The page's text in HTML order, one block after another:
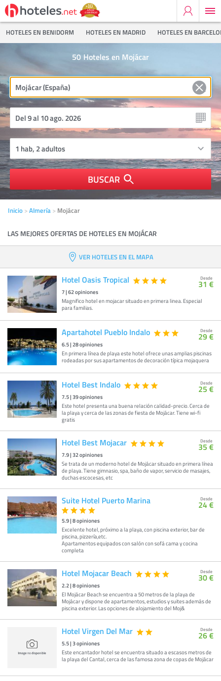
HOTELES EN BENIDORM HOTELES EN MADRID HOTELES EN
Hoteles en Mojácar
50
BUSCAR
Inicio Almería Mojácar
LAS MEJORES OFERTAS DE HOTELES EN MOJÁCAR
VER HOTELES EN EL MAPA
Hotel Oasis Tropical
7|62opiniones
Magnifico hotel en mojacar situado en primera linea. Especial
para familias.
Desde
31 €
Apartahotel Pueblo Indalo
6.5|28opiniones
En primera línea de playa este hotel ofrece unas amplias piscinas
rodeadas por sus apartamentos de decoración típica mojaquera
Desde
29 €
Hotel Best Indalo
7.5|39opiniones
Este hotel presenta una buena relación calidad-precio. Cerca de
la playa y cerca de las zonas de fiesta de Mojácar. Tiene wi-fi
gratis
Desde
25 €
Hotel Best Mojacar
7.9|32opiniones
Se trata de un moderno hotel de Mojácar situado en primera línea
de playa. Tiene gimnasio, spa, baño de vapor, servicio de masajes,
duchas escocesas, etc
Desde
35 €
Suite Hotel Puerto Marina
5.9|8opiniones
Excelente hotel, próximo a la playa, con piscina exterior, bar de
piscina, pizzería,etc.
Apartamentos equipados con salón con sofá cama y cocina
completa
Desde
24 €
Hotel Mojacar Beach
2.2|8opiniones
El Mojácar Beach se encuentra a 50 metros de la playa de
Mojácar y dispone de apartamentos, estudios y suites además de
piscina exterior. Las opciones de alojamiento del Moj&
Desde
30 €
Hotel Virgen Del Mar
5.5|3opiniones
Este encantador hotel se encuentra situado a escasos metros de
la playa del Cantal, cerca de las famosa zona de copas de Mojácar
Desde
26 €